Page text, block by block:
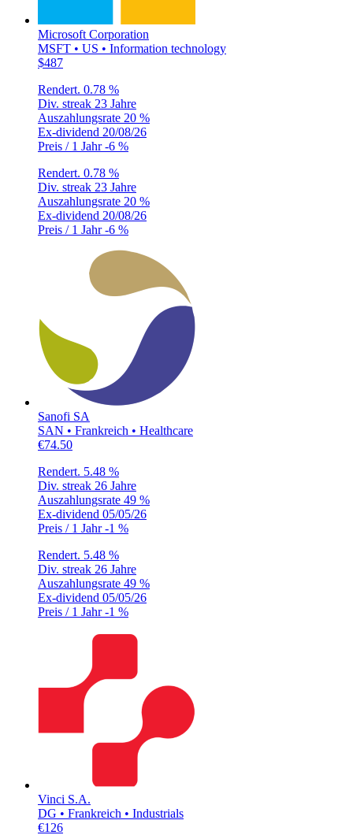
Microsoft Corporation
MSFT • US • Information technology
$487
Rendert. 0.78 %
Div. streak 23 Jahre
Auszahlungsrate 20 %
Ex-dividend 20/08/26
Preis / 1 Jahr-6 %
Rendert. 0.78 %
Div. streak 23 Jahre
Auszahlungsrate 20 %
Ex-dividend 20/08/26
Preis / 1 Jahr-6 %
Sanofi SA
SAN • Frankreich • Healthcare
€74.50
Rendert. 5.48 %
Div. streak 26 Jahre
Auszahlungsrate 49 %
Ex-dividend 05/05/26
Preis / 1 Jahr-1 %
Rendert. 5.48 %
Div. streak 26 Jahre
Auszahlungsrate 49 %
Ex-dividend 05/05/26
Preis / 1 Jahr-1 %
Vinci S.A.
DG • Frankreich • Industrials
€126